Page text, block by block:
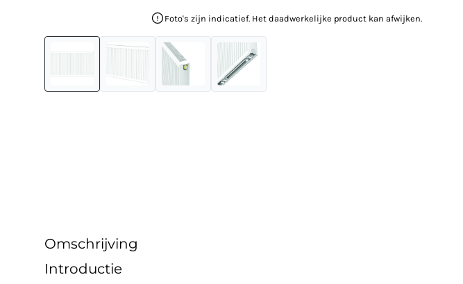
Foto's zijn indicatief. Het daadwerkelijke product kan afwijken.
Omschrijving
Introductie